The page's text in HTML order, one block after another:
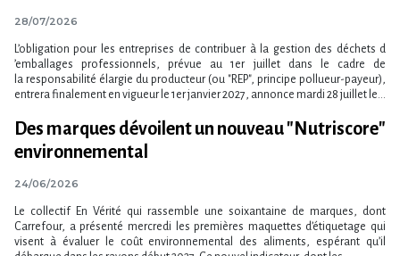
28/07/2026
L​‌’obligation pour les entreprises de contribuer à la gestion des déchets d​
‌’emballages professionnels, prévue au 1er juillet dans le cadre de
la responsabilité élargie du producteur (ou "REP", principe pollueur-payeur),
entrera finalement en vigueur le 1er janvier 2027, annonce mardi 28 juillet le...
Des marques dévoilent un nouveau "Nutriscore"
environnemental
24/06/2026
Le collectif En Vérité qui rassemble une soixantaine de marques, dont
Carrefour, a présenté mercredi les premières maquettes d​‌’étiquetage qui
visent à évaluer le coût environnemental des aliments, espérant qu​‌’il